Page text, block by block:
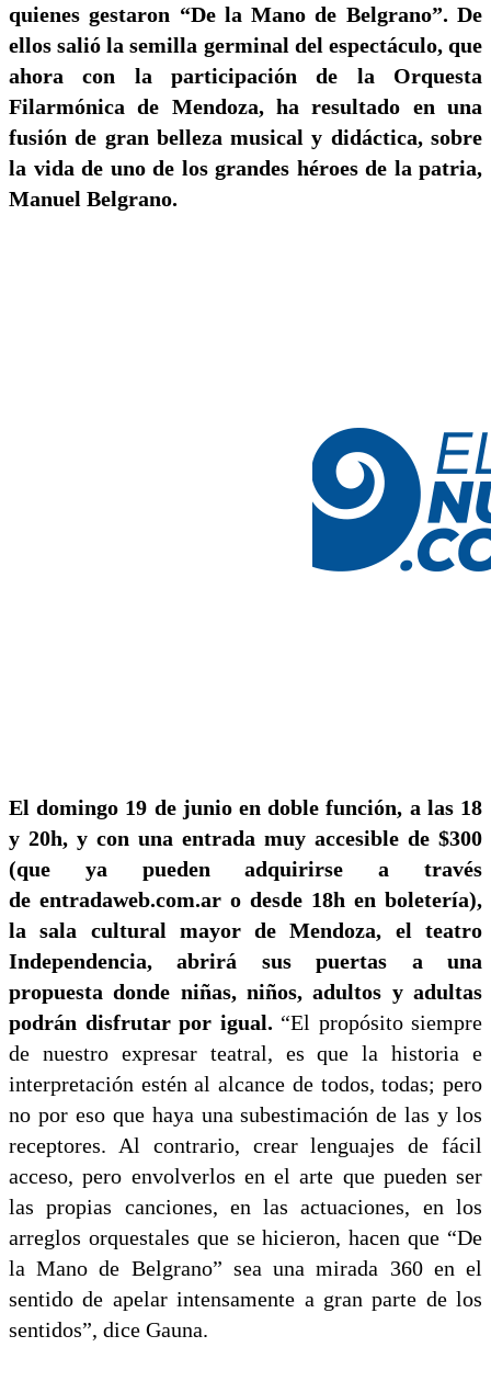
quienes gestaron “De la Mano de Belgrano”. De
ellos salió la semilla germinal del espectáculo, que
ahora con la participación de la Orquesta
Filarmónica de Mendoza, ha resultado en una
fusión de gran belleza musical y didáctica, sobre
la vida de uno de los grandes héroes de la patria,
Manuel Belgrano.
El domingo 19 de junio en doble función, a las 18
y 20h, y con una entrada muy accesible de $300
(que ya pueden adquirirse a través
de entradaweb.com.ar o desde 18h en boletería),
la sala cultural mayor de Mendoza, el teatro
Independencia, abrirá sus puertas a una
propuesta donde niñas, niños, adultos y adultas
podrán disfrutar por igual. “El propósito siempre
de nuestro expresar teatral, es que la historia e
interpretación estén al alcance de todos, todas; pero
no por eso que haya una subestimación de las y los
receptores. Al contrario, crear lenguajes de fácil
acceso, pero envolverlos en el arte que pueden ser
las propias canciones, en las actuaciones, en los
arreglos orquestales que se hicieron, hacen que “De
la Mano de Belgrano” sea una mirada 360 en el
sentido de apelar intensamente a gran parte de los
sentidos”, dice Gauna.